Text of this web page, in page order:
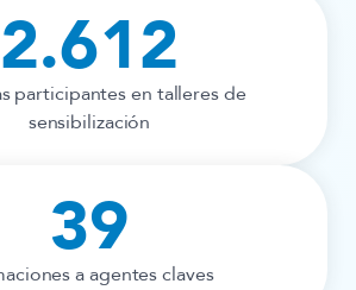
2.612
participantes en talleres de
sensibilización
39
a agentes claves